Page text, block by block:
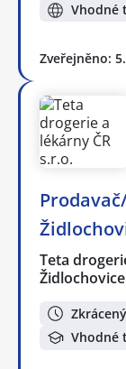
Vhodné
Zveřejněno:
Teta
Židlochovice
Vhodné